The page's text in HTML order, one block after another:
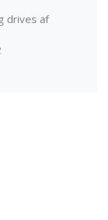
drives af